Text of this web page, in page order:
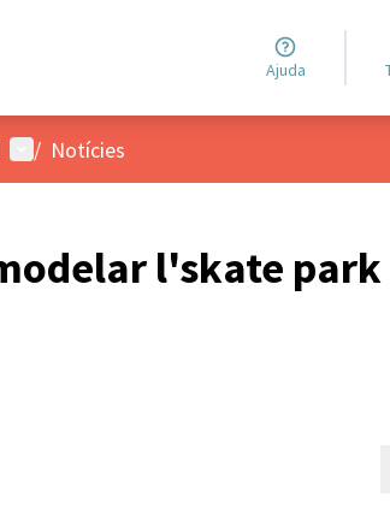
Ajuda
Menú d'usuari
/ Notícies
l'skate park